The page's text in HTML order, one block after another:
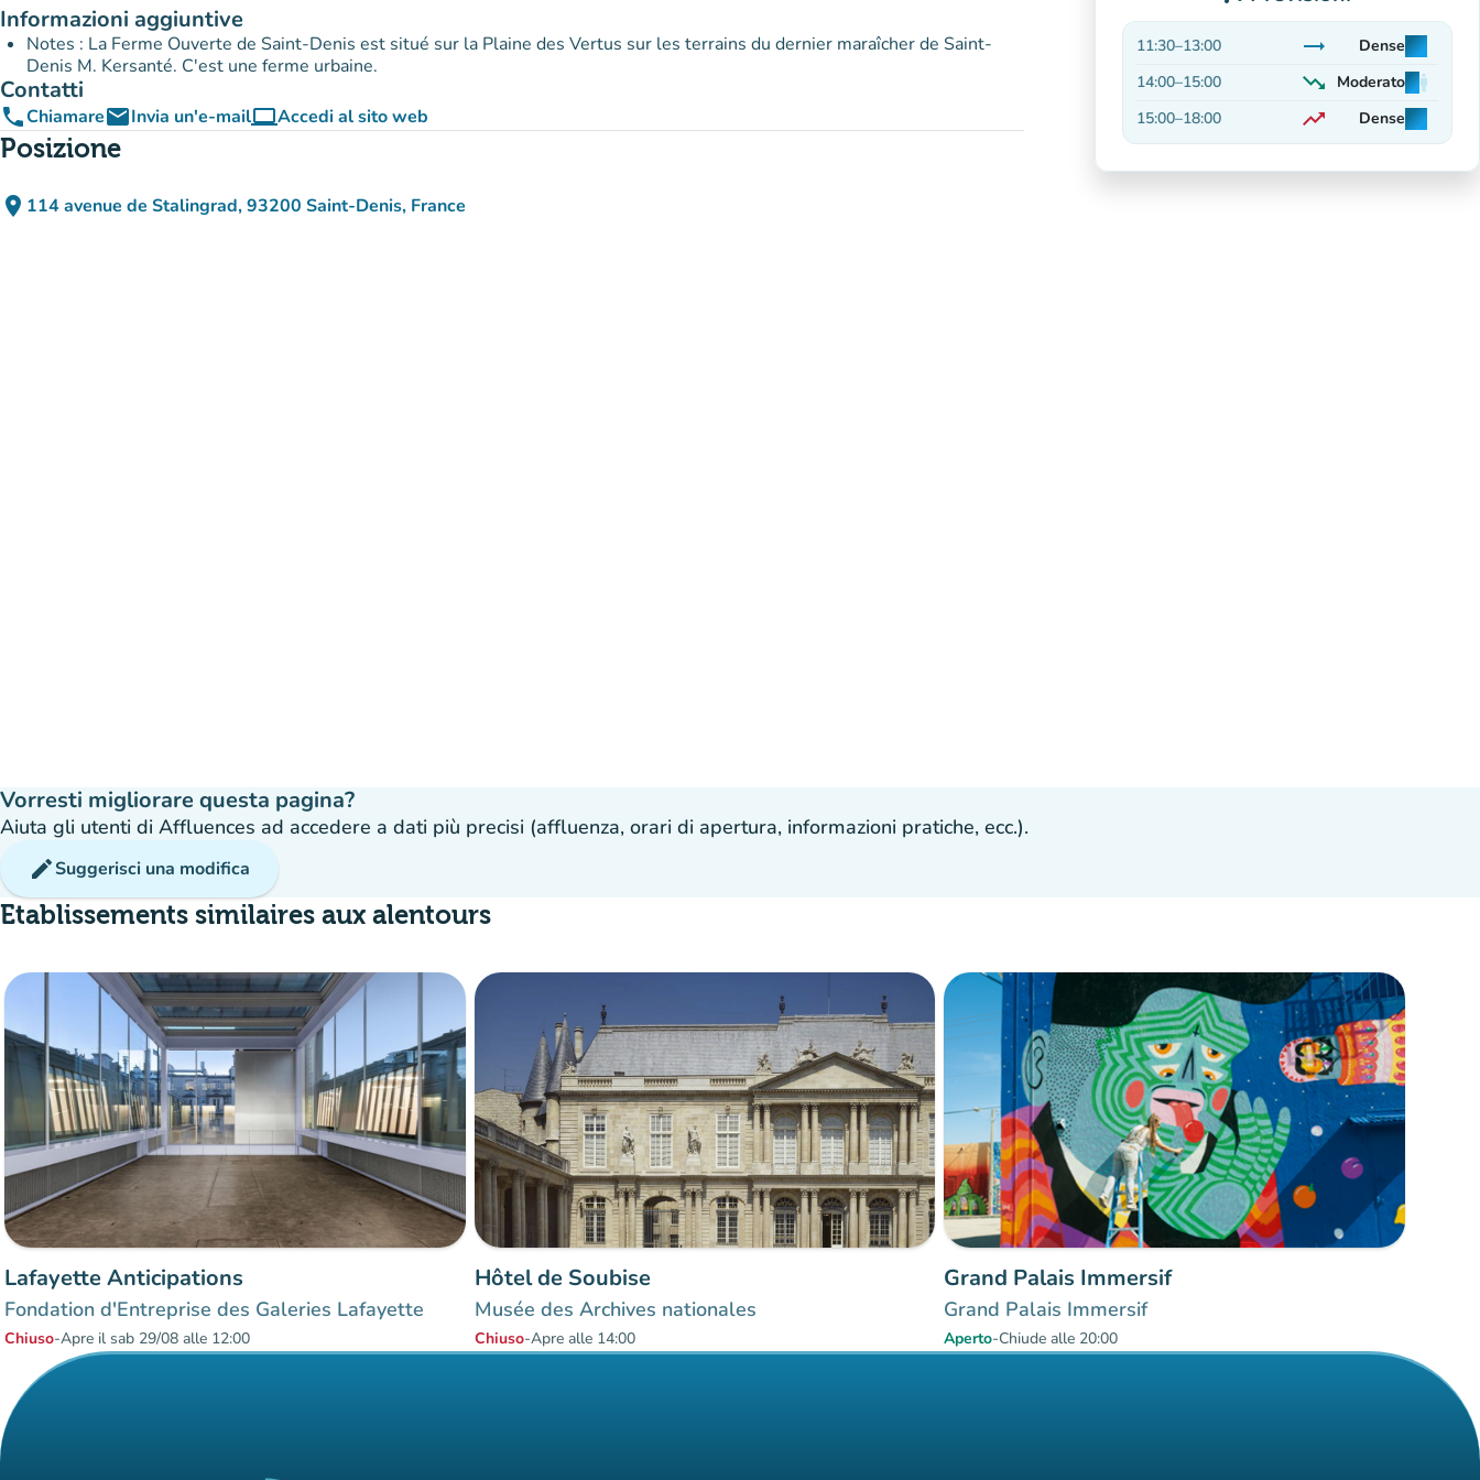
Informazioni aggiuntive
Notes : La Ferme Ouverte de Saint-Denis est situé sur la Plaine des Vertus sur les terrains du dernier maraîcher de Saint-
Denis M. Kersanté. C'est une ferme urbaine.
Contatti
phoneChiamareemailInvia un'e-mailcomputerAccedi al sito web
(nuova scheda)
Posizione
place 114 avenue de Stalingrad, 93200 Saint-Denis, France
(apri in Google Maps)
(nuova scheda)
11:30–13:00 trending_flat Denseman
man
man
14:00–15:00 trending_down Moderatoman
man
man
15:00–18:00 trending_up
In aumento
Denseman
man
man
Vorresti migliorare questa pagina?
Aiuta gli utenti di Affluences ad accedere a dati più precisi (affluenza, orari di apertura, informazioni pratiche, ecc.).
editSuggerisci una modifica
Etablissements similaires aux alentours
Lafayette Anticipations
Fondation d'Entreprise des Galeries Lafayette
Chiuso-Apre il sab 29/08 alle 12:00
Hôtel de Soubise
Musée des Archives nationales
Chiuso-Apre alle 14:00
Grand Palais Immersif
Grand Palais Immersif
Aperto-Chiude alle 20:00
Elementi 1 a 3 su 3